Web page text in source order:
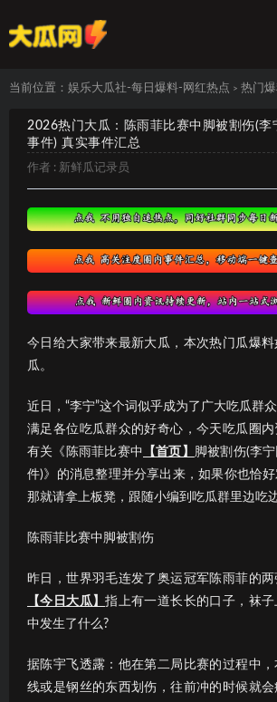
当前位置： 娱乐大瓜社-每日爆料-网红热点 > 热门
2026热门大瓜：陈雨菲比赛中脚被割伤(李
事件) 真实事件汇总
作者 : 新鲜瓜记录员
今日给大家带来最新大瓜，本次热门瓜爆
瓜。
近日，“李宁”这个词似乎成为了广大吃瓜群
满足各位吃瓜群众的好奇心，今天吃瓜圈
有关《陈雨菲比赛中
【首页】
脚被割伤(李
件)》的消息整理并分享出来，如果你也恰好
那就请拿上板凳，跟随小编到吃瓜群里边吃
陈雨菲比赛中脚被割伤
昨日，世界羽毛连发了奥运冠军陈雨菲的
【今日大瓜】指上有一道长长的口子，袜
中发生了什么?
据陈宇飞透露：他在第二局比赛的过程中
线或是钢丝的东西划伤，往前冲的时候就